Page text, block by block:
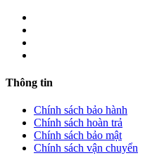
Thông tin
Chính sách bảo hành
Chính sách hoàn trả
Chính sách bảo mật
Chính sách vận chuyển